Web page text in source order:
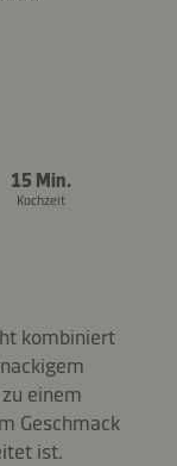
15 Min.
Kochzeit
kombiniert
einem
Geschmack
ist.